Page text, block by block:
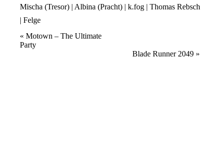
Mischa (Tresor) | Albina (Pracht) | k.fog | Thomas Rebsch
| Felge
Veranstaltung
Navigation
« Motown – The Ultimate
Party
Blade Runner 2049 »